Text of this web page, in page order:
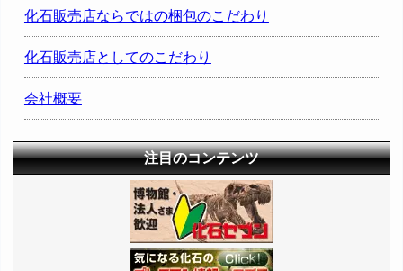
化石販売店ならではの梱包のこだわり
化石販売店としてのこだわり
会社概要
注目のコンテンツ